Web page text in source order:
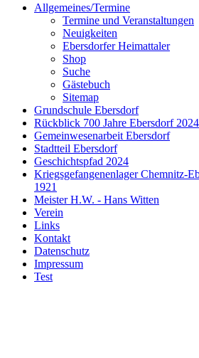
Allgemeines/Termine
Termine und Veranstaltungen
Neuigkeiten
Ebersdorfer Heimattaler
Shop
Suche
Gästebuch
Sitemap
Grundschule Ebersdorf
Rückblick 700 Jahre Ebersdorf 2024
Gemeinwesenarbeit Ebersdorf
Stadtteil Ebersdorf
Geschichtspfad 2024
Kriegsgefangenenlager Chemnitz-
1921
Meister H.W. - Hans Witten
Verein
Links
Kontakt
Datenschutz
Impressum
Test